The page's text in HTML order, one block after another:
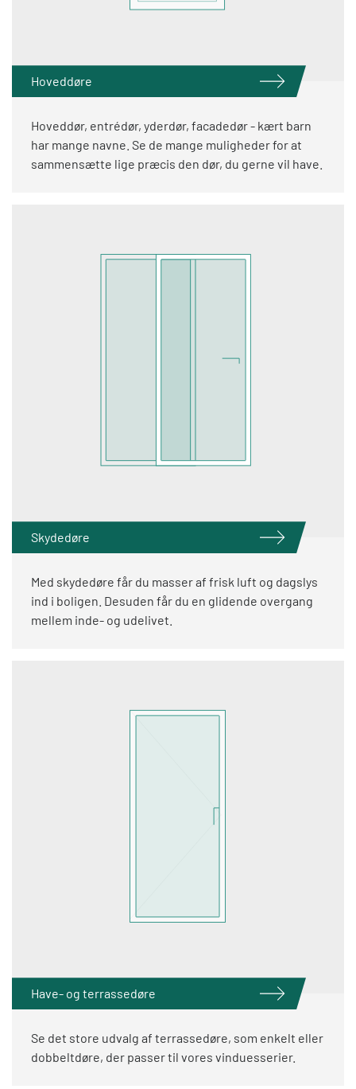
Hoveddøre
Hoveddør, entrédør, yderdør, facadedør - kært barn
har mange navne. Se de mange muligheder for at
sammensætte lige præcis den dør, du gerne vil have.
Skydedøre
Med skydedøre får du masser af frisk luft og dagslys
ind i boligen. Desuden får du en glidende overgang
mellem inde- og udelivet.
Have- og terrassedøre
Se det store udvalg af terrassedøre, som enkelt eller
dobbeltdøre, der passer til vores vinduesserier.